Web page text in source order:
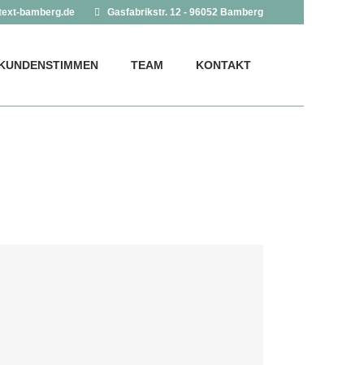
bamberg.de Gasfabrikstr. 12 - 96052 Bamberg
TEAM KONTAKT